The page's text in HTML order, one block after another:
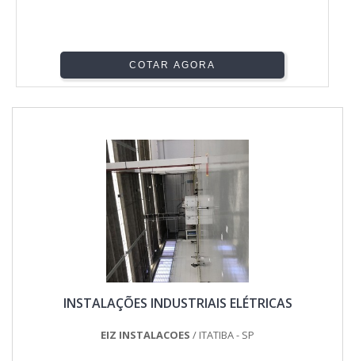
COTAR AGORA
INSTALAÇÕES INDUSTRIAIS ELÉTRICAS
EIZ INSTALACOES / ITATIBA - SP